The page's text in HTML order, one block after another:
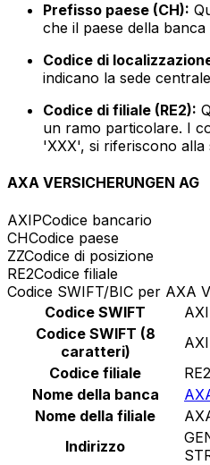
Prefisso paese (CH):
che il paese della banca
Codice di
indicano la sede
Codice di filiale (RE2):
un ramo particolare. I
'XXX', si riferiscono alla
AXA VERSICHERUNGEN AG
AXIPCodice bancario
CHCodice paese
ZZCodice di posizione
RE2Codice filiale
Codice SWIFT/BIC per AXA
Codice SWIFT
Codice SWIFT (8
caratteri)
Codice filiale
RE2
Nome della banca
Nome della filiale
Indirizzo